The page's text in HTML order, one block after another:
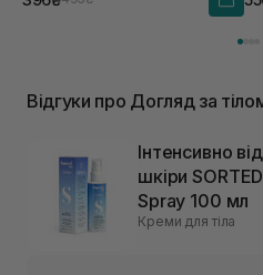
Відгуки про Догляд за
Інтенсивно
шкіри
Spray 100 мл
Креми для тіла